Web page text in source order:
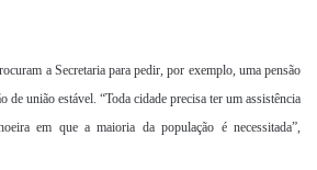
a Secretaria para pedir, por exemplo, uma pensão
união estável. “Toda cidade precisa ter um assistência
em que a maioria da população é necessitada”,